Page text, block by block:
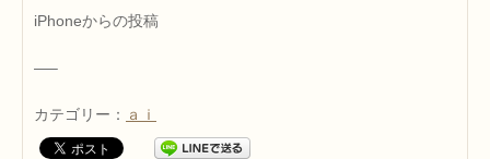
iPhoneからの投稿
—–
カテゴリー： ａｉ